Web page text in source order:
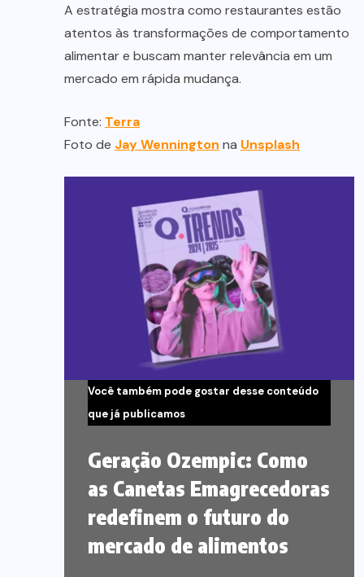
A estratégia mostra como restaurantes estão
atentos às transformações de comportamento
alimentar e buscam manter relevância em um
mercado em rápida mudança.
Fonte: Terra
Foto de Jay Wennington na Unsplash
Você também pode gostar desse conteúdo
que já publicamos
Geração Ozempic: Como
as Canetas Emagrecedoras
redefinem o futuro do
mercado de alimentos